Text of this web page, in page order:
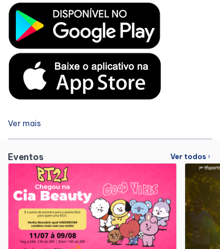
Ver mais
Eventos Ver todos chevron_right